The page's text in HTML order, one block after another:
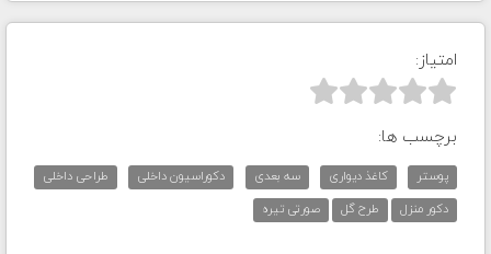
امتیاز:



برچسب ها:
پوستر کاغذ دیواری سه بعدی دکوراسیون داخلی
طراحی داخلی
دکور منزل
طرح گل صورتی تیره